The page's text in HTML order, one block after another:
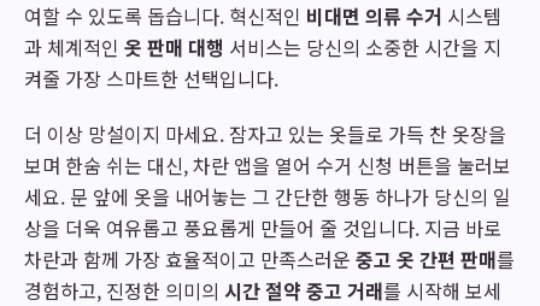
여할 수 있도록 돕습니다. 혁신적인 비대면 의류 수거 시스템
과 체계적인 옷 판매 대행 서비스는 당신의 소중한 시간을 지
켜줄 가장 스마트한 선택입니다.
더 이상 망설이지 마세요. 잠자고 있는 옷들로 가득 찬 옷장을
보며 한숨 쉬는 대신, 차란 앱을 열어 수거 신청 버튼을 눌러보
세요. 문 앞에 옷을 내어놓는 그 간단한 행동 하나가 당신의 일
상을 더욱 여유롭고 풍요롭게 만들어 줄 것입니다. 지금 바로
차란과 함께 가장 효율적이고 만족스러운 중고 옷 간편 판매를
경험하고, 진정한 의미의 시간 절약 중고 거래를 시작해 보세